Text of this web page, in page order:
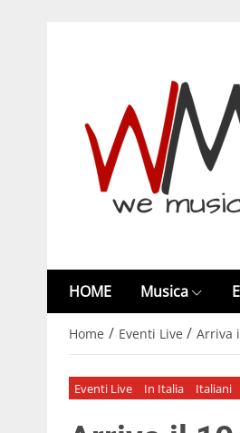
HOME Musica
Home / Eventi Live / Arriva
Eventi Live In Italia Italiani